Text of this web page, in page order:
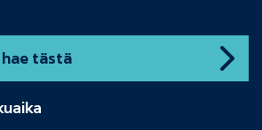
tästä